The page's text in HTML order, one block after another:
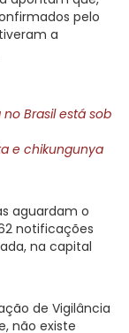
pelo
a
Brasil está sob
e chikungunya
aguardam o
notificações
na capital
de Vigilância
não existe